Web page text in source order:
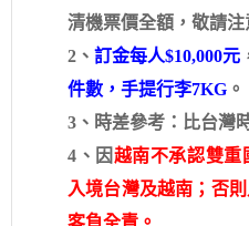
清機票價全額，敬請注
2、 訂金每人$10,000元
件數，手提行李7KG 。
3、時差參考：比台灣
4、因越南不承認雙重
入境台灣及越南；否
客負全責。